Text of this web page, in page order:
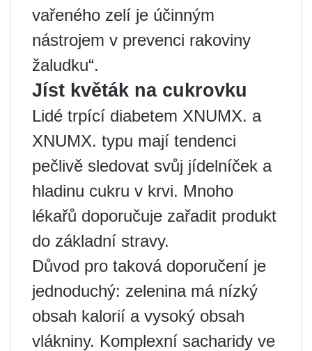
vařeného zelí je účinným
nástrojem v prevenci rakoviny
žaludku“.
Jíst květák na cukrovku
Lidé trpící diabetem XNUMX. a
XNUMX. typu mají tendenci
pečlivě sledovat svůj jídelníček a
hladinu cukru v krvi. Mnoho
lékařů doporučuje zařadit produkt
do základní stravy.
Důvod pro taková doporučení je
jednoduchý: zelenina má nízký
obsah kalorií a vysoký obsah
vlákniny. Komplexní sacharidy ve